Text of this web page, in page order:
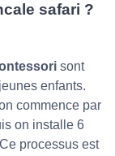
safari ?
sont
enfants.
commence par
on installe 6
processus est